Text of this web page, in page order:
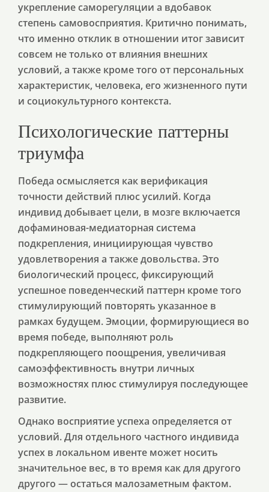
укрепление саморегуляции а вдобавок
степень самовосприятия. Критично понимать,
что именно отклик в отношении итог зависит
совсем не только от влияния внешних
условий, а также кроме того от персональных
характеристик, человека, его жизненного пути
и социокультурного контекста.
Психологические паттерны
триумфа
Победа осмысляется как верификация
точности действий плюс усилий. Когда
индивид добывает цели, в мозге включается
дофаминовая-медиаторная система
подкрепления, инициирующая чувство
удовлетворения а также довольства. Это
биологический процесс, фиксирующий
успешное поведенческий паттерн кроме того
стимулирующий повторять указанное в
рамках будущем. Эмоции, формирующиеся во
время победе, выполняют роль
подкрепляющего поощрения, увеличивая
самоэффективность внутри личных
возможностях плюс стимулируя последующее
развитие.
Однако восприятие успеха определяется от
условий. Для отдельного частного индивида
успех в локальном ивенте может носить
значительное вес, в то время как для другого
другого — остаться малозаметным фактом.